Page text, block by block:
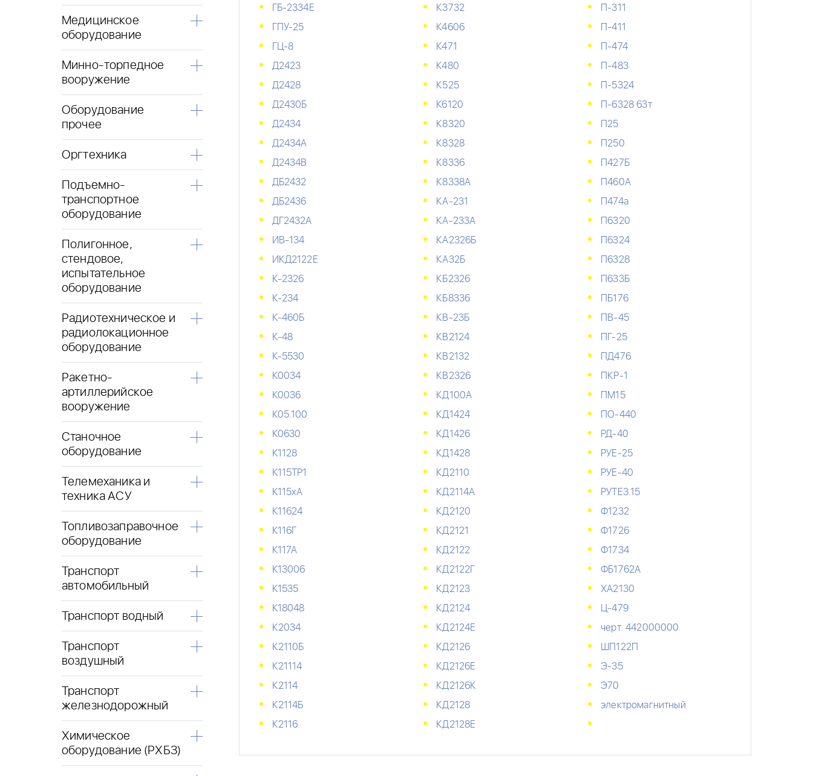
Медицинское
оборудование
Минно-торпедное
вооружение
Оборудование
прочее
Оргтехника
Подъемно-
транспортное
оборудование
Полигонное,
стендовое,
испытательное
оборудование
Радиотехническое и
радиолокационное
оборудование
Ракетно-
артиллерийское
вооружение
Станочное
оборудование
Телемеханика и
техника АСУ
Топливозаправочное
оборудование
Транспорт
автомобильный
Транспорт водный
Транспорт
воздушный
Транспорт
железнодорожный
Химическое
оборудование (РХБЗ)
ГБ-2334Е
ГПУ-25
ГЦ-8
Д2423
Д2428
Д2430Б
Д2434
Д2434А
Д2434В
ДБ2432
ДБ2436
ДГ2432А
ИВ-134
ИКД2122Е
К-2326
К-234
К-460Б
К-48
К-5530
К0034
К0036
К05.100
К0630
К1128
К115ТР1
К115хА
К11624
К116Г
К117А
К13006
К1535
К18048
К2034
К2110Б
К21114
К2114
К2114Б
К2116
К3732
К4606
К471
К480
К525
К6120
К8320
К8328
К8336
К8338А
КА-231
КА-233А
КА2326Б
КА32Б
КБ2326
КБ8336
КВ-23Б
КВ2124
КВ2132
КВ2326
КД100А
КД1424
КД1426
КД1428
КД2110
КД2114А
КД2120
КД2121
КД2122
КД2122Г
КД2123
КД2124
КД2124Е
КД2126
КД2126Е
КД2126К
КД2128
КД2128Е
П-311
П-411
П-474
П-483
П-5324
П-6328 63т
П25
П250
П427Б
П460А
П474а
П6320
П6324
П6328
П633Б
ПБ176
ПВ-45
ПГ-25
ПД476
ПКР-1
ПМ15
ПО-440
РД-40
РУЕ-25
РУЕ-40
РУТЕ3.15
Ф1232
Ф1726
Ф1734
ФБ1762А
ХА2130
Ц-479
черт. 442000000
ШП122П
Э-35
Э70
электромагнитный